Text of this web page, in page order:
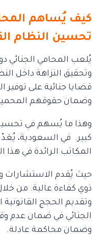
كيف يُساهم
تحسين النظام
يُلعب المحامي الجنائي
وتحقيق النزاهة داخل
قضايا جنائية على توفير
وضمان حقوقهم
وهذا ما يُسهم في
كبير. في السعودية،
المكاتب الرائدة في هذا
حيث يُقدم الاستشارات
ذوي كفاءة عالية. من
وتقديم الحجج
الجنائي في ضمان عدم
وضمان محاكمة عادلة.